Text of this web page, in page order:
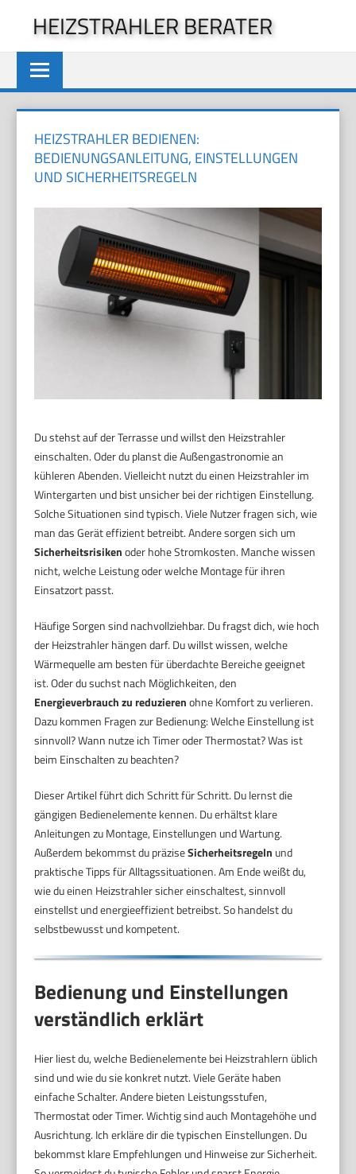
springen
HEIZSTRAHLER BERATER
HEIZSTRAHLER BEDIENEN:
BEDIENUNGSANLEITUNG, EINSTELLUNGEN
UND SICHERHEITSREGELN
Du stehst auf der Terrasse und willst den Heizstrahler
einschalten. Oder du planst die Außengastronomie an
kühleren Abenden. Vielleicht nutzt du einen Heizstrahler im
Wintergarten und bist unsicher bei der richtigen Einstellung.
Solche Situationen sind typisch. Viele Nutzer fragen sich, wie
man das Gerät effizient betreibt. Andere sorgen sich um
Sicherheitsrisikenoder hohe Stromkosten. Manche wissen
nicht, welche Leistung oder welche Montage für ihren
Einsatzort passt.
Häufige Sorgen sind nachvollziehbar. Du fragst dich, wie hoch
der Heizstrahler hängen darf. Du willst wissen, welche
Wärmequelle am besten für überdachte Bereiche geeignet
ist. Oder du suchst nach Möglichkeiten, den
Energieverbrauch zu reduzierenohne Komfort zu verlieren.
Dazu kommen Fragen zur Bedienung: Welche Einstellung ist
sinnvoll? Wann nutze ich Timer oder Thermostat? Was ist
beim Einschalten zu beachten?
Dieser Artikel führt dich Schritt für Schritt. Du lernst die
gängigen Bedienelemente kennen. Du erhältst klare
Anleitungen zu Montage, Einstellungen und Wartung.
Außerdem bekommst du präziseSicherheitsregeln und
praktische Tipps für Alltagssituationen. Am Ende weißt du,
wie du einen Heizstrahler sicher einschaltest, sinnvoll
einstellst und energieeffizient betreibst. So handelst du
selbstbewusst und kompetent.
Bedienung und Einstellungen
verständlich erklärt
Hier liest du, welche Bedienelemente bei Heizstrahlern üblich
sind und wie du sie konkret nutzt. Viele Geräte haben
einfache Schalter. Andere bieten Leistungsstufen,
Thermostat oder Timer. Wichtig sind auch Montagehöhe und
Ausrichtung. Ich erkläre dir die typischen Einstellungen. Du
bekommst klare Empfehlungen und Hinweise zur Sicherheit.